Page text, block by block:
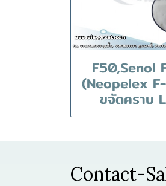
F50,Senol
(Neopelex
ขจัดคราบ
Contact-